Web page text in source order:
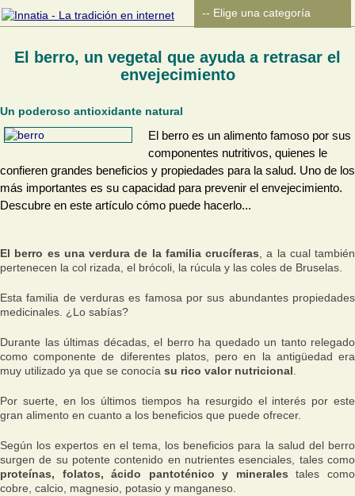
El berro, un vegetal que ayuda a retrasar el
envejecimiento
Un poderoso antioxidante natural
El berro es un alimento famoso por sus
componentes nutritivos, quienes le
confieren grandes beneficios y propiedades para la salud. Uno de los
más importantes es su capacidad para prevenir el envejecimiento.
Descubre en este artículo cómo puede hacerlo...
El berro es una verdura de la familia crucíferas , a la cual también
pertenecen la col rizada, el brócoli, la rúcula y las coles de Bruselas.
Esta familia de verduras es famosa por sus abundantes propiedades
medicinales. ¿Lo sabías?
Durante las últimas décadas, el berro ha quedado un tanto relegado
como componente de diferentes platos, pero en la antigüedad era
muy utilizado ya que se conocía su rico valor nutricional
Por suerte, en los últimos tiempos ha resurgido el interés por este
gran alimento en cuanto a los beneficios que puede ofrecer.
Según los expertos en el tema, los beneficios para la salud del berro
surgen de su potente contenido en nutrientes esenciales, tales como
proteínas, folatos, ácido pantoténico y minerales tales como
cobre, calcio, magnesio, potasio y manganeso.